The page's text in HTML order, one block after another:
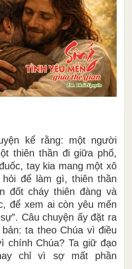
kể rằng: một người
thiên thần đi giữa phố,
tay kia mang một xô
để làm gì, thiên thần
đốt cháy thiên đàng và
để xem ai còn yêu mến
Câu chuyện ấy đặt ra
ta theo Chúa vì điều
chính Chúa? Ta giữ đạo
chỉ vì sợ mất phần